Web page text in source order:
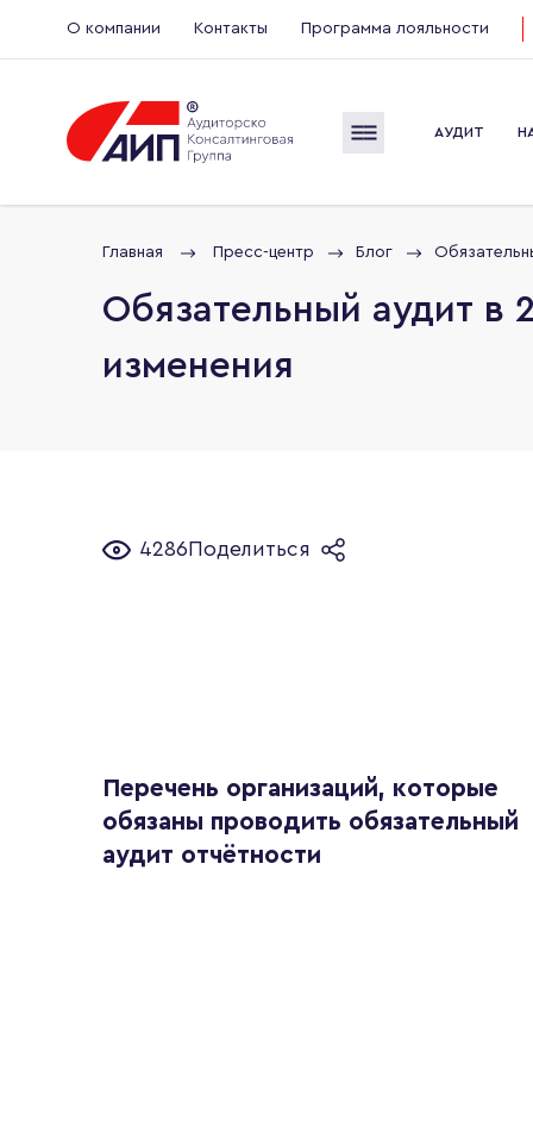
О компании Контакты Программа лояльности
АУДИТ
Главная Пресс-центр Блог
Обязательный аудит в
изменения
4286 Поделиться
Перечень организаций, которые
обязаны проводить обязательный
аудит отчётности